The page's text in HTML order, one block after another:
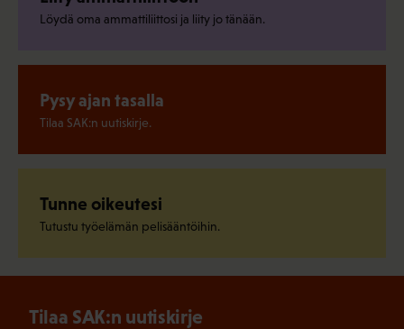
Löydä oma ammattiliittosi ja liity jo tänään.
Pysy ajan tasalla
Tilaa SAK:n uutiskirje.
Tunne oikeutesi
Tutustu työelämän pelisääntöihin.
Tilaa SAK:n uutiskirje